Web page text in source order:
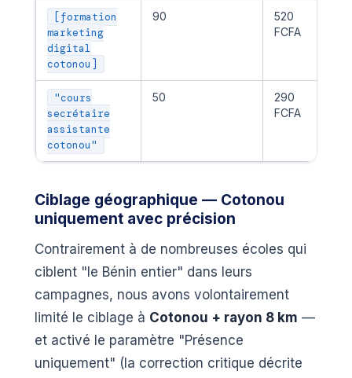
[formation
marketing
digital
cotonou]
90
520
FCFA
"cours
secrétaire
assistante
cotonou"
50
290
FCFA
Ciblage géographique — Cotonou
uniquement avec précision
Contrairement à de nombreuses écoles qui
ciblent "le Bénin entier" dans leurs
campagnes, nous avons volontairement
limité le ciblage à Cotonou + rayon 8 km —
et activé le paramètre "Présence
uniquement" (la correction critique décrite